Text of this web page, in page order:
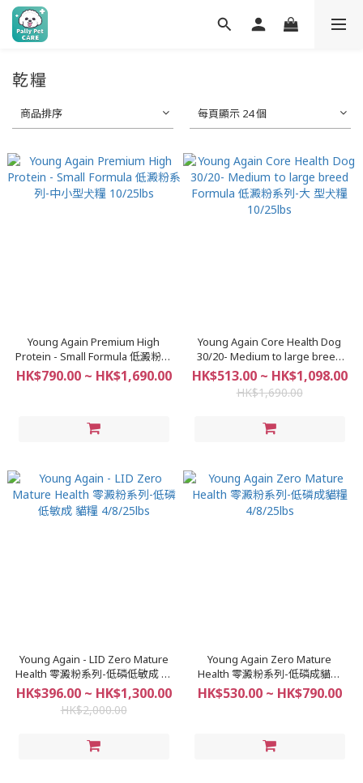
乾糧
商品排序 每頁顯示 24 個
Young Again Premium High
Protein - Small Formula 低澱粉系
列-中⼩型⽝糧 10/25lbs
HK$790.00 ~ HK$1,690.00
Young Again Core Health Dog
30/20- Medium to large breed
Formula 低澱粉系列-⼤ 型⽝糧
10/25lbs
HK$513.00 ~ HK$1,098.00
HK$1,690.00
Young Again - LID Zero Mature
Health 零澱粉系列-低磷低敏成 貓
糧 4/8/25lbs
HK$396.00 ~ HK$1,300.00
HK$2,000.00
Young Again Zero Mature
Health 零澱粉系列-低磷成貓糧
4/8/25lbs
HK$530.00 ~ HK$790.00